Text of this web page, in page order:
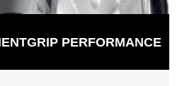
PERFORMANCE